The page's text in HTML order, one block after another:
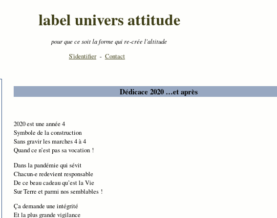
label univers attitude
pour que ce soit la forme qui re-crée l'altitude
S'identifier - Contact
Dédicace 2020 …et après
2020 est une année 4
Symbole de la construction
Sans gravir les marches 4 à 4
Quand ce n’est pas sa vocation !
Dans la pandémie qui sévit
Chacun-e redevient responsable
De ce beau cadeau qu’est la Vie
Sur Terre et parmi nos semblables !
Ça demande une intégrité
Et la plus grande vigilance